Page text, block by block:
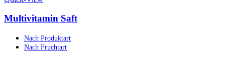
Multivitamin Saft
Nach Produktart
Nach Fruchtart